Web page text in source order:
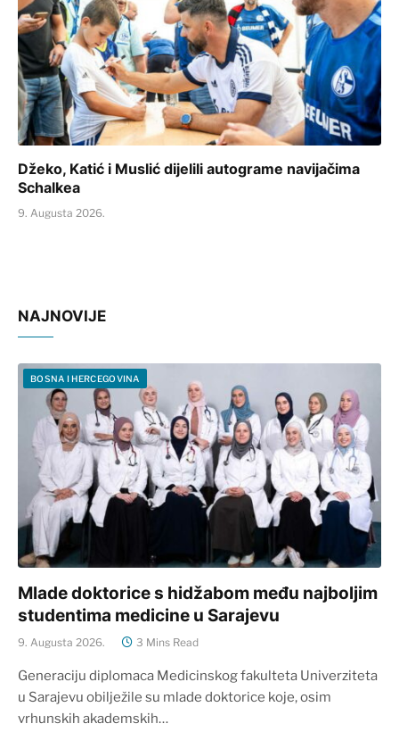
Džeko, Katić i Muslić dijelili autograme navijačima
Schalkea
9. Augusta 2026.
NAJNOVIJE
BOSNA I HERCEGOVINA
Mlade doktorice s hidžabom među najboljim
studentima medicine u Sarajevu
9. Augusta 2026. 3 Mins Read
Generaciju diplomaca Medicinskog fakulteta Univerziteta
u Sarajevu obilježile su mlade doktorice koje, osim
vrhunskih akademskih…